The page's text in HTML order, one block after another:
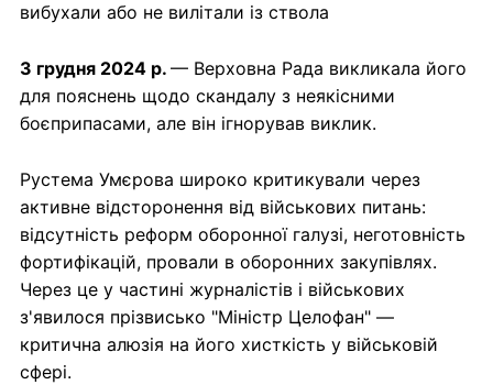
вибухали або не вилітали із ствола
3 грудня 2024 р. — Верховна Рада викликала його
для пояснень щодо скандалу з неякісними
боєприпасами, але він ігнорував виклик.
Рустема Умєрова широко критикували через
активне відсторонення від військових питань:
відсутність реформ оборонної галузі, неготовність
фортифікацій, провали в оборонних закупівлях.
Через це у частині журналістів і військових
з'явилося прізвисько "Міністр Целофан" —
критична алюзія на його хисткість у військовій
сфері.